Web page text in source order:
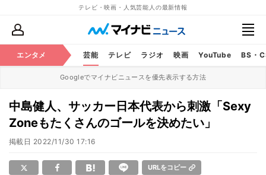
テレビ・映画・人気芸能人の最新情報
エンタメ 芸能 テレビ ラジオ 映画 YouTube BS・
Googleでマイナビニュースを優先表示する方法
中島健人、サッカー日本代表から刺激「Sexy
Zoneもたくさんのゴールを決めたい」
掲載日 2022/11/30 17:16
URLをコピー